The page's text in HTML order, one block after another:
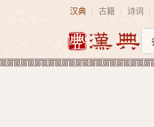
汉典 古籍 诗词